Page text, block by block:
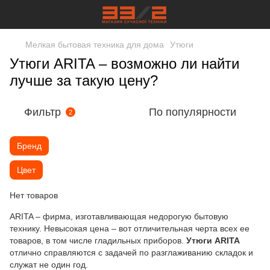
Мелкая бытовая техника для дома Утюги
Утюги ARITA – возможно ли найти
лучше за такую цену?
Фильтр 2 По популярности
Бренд
Цвет
Нет товаров
ARITA – фирма, изготавливающая недорогую бытовую
технику. Невысокая цена – вот отличительная черта всех ее
товаров, в том числе гладильных приборов. Утюги ARITA
отлично справляются с задачей по разглаживанию складок и
служат не один год.